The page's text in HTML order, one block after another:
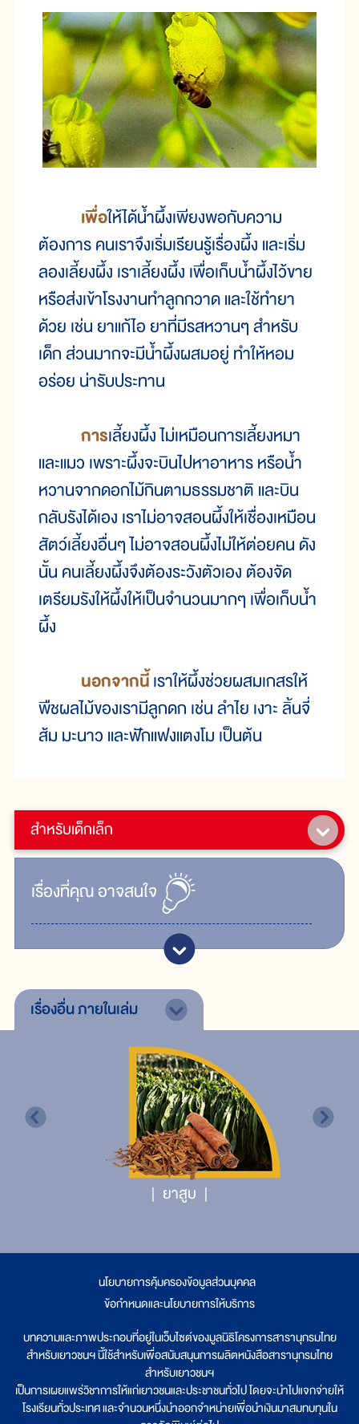
สำหรับเด็กเล็ก
เรื่ิองที่คุณอาจสนใจ
เพื่อให้ได้น้ำผึ้งเพียงพอกับความ
ต้องการ คนเราจึงเริ่มเรียนรู้เรื่องผึ้ง และเริ่ม
ลองเลี้ยงผึ้ง เราเลี้ยงผึ้ง เพื่อเก็บน้ำผึ้งไว้ขาย
หรือส่งเข้าโรงงานทำลูกกวาด และใช้ทำยา
ด้วย เช่น ยาแก้ไอ ยาที่มีรสหวานๆ สำหรับ
เด็ก ส่วนมากจะมีน้ำผึ้งผสมอยู่ ทำให้หอม
อร่อย น่ารับประทาน
การเลี้ยงผึ้ง ไม่เหมือนการเลี้ยงหมา
และแมว เพราะผึ้งจะบินไปหาอาหาร หรือน้ำ
หวานจากดอกไม้กินตามธรรมชาติ และบิน
กลับรังได้เอง เราไม่อาจสอนผึ้งให้เชื่องเหมือน
สัตว์เลี้ยงอื่นๆ ไม่อาจสอนผึ้งไม่ให้ต่อยคน ดัง
นั้น คนเลี้ยงผึ้งจึงต้องระวังตัวเอง ต้องจัด
เตรียมรังให้ผึ้งให้เป็นจำนวนมากๆ เพื่อเก็บน้ำ
ผึ้ง
นอกจากนี้เราให้ผึ้งช่วยผสมเกสรให้
พืชผลไม้ของเรามีลูกดก เช่น ลำไย เงาะ ลิ้นจี่
ส้ม มะนาว และฟักแฟงแตงโม เป็นต้น
เรื่องอื่นภายในเล่ม
ยาสูบ
นโยบายการคุ้มครองข้อมูลส่วนบุคคล
ข้อกำหนดและนโยบายการให้บริการ
บทความและภาพประกอบที่อยู่ในเว็บไซต์ของมูลนิธิโครงการสารานุกรมไทย
สำหรับเยาวชนฯ นี้ใช้สำหรับเพื่อสนับสนุนการผลิตหนังสือสารานุกรมไทย
สำหรับเยาวชนฯ
เป็นการเผยแพร่วิชาการให้แก่เยาวชนและประชาชนทั่วไป โดยจะนำไปแจกจ่ายให้
โรงเรียนทั่วประเทศ และจำนวนหนึ่งนำออกจำหน่ายเพื่อนำเงินมาสมทบทุนใน